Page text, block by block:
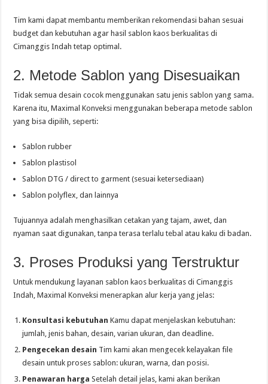
Tim kami dapat membantu memberikan rekomendasi bahan sesuai
budget dan kebutuhan agar hasil sablon kaos berkualitas di
Cimanggis Indah tetap optimal.
2. Metode Sablon yang Disesuaikan
Tidak semua desain cocok menggunakan satu jenis sablon yang sama.
Karena itu, Maximal Konveksi menggunakan beberapa metode sablon
yang bisa dipilih, seperti:
Sablon rubber
Sablon plastisol
Sablon DTG / direct to garment (sesuai ketersediaan)
Sablon polyflex, dan lainnya
Tujuannya adalah menghasilkan cetakan yang tajam, awet, dan
nyaman saat digunakan, tanpa terasa terlalu tebal atau kaku di badan.
3. Proses Produksi yang Terstruktur
Untuk mendukung layanan sablon kaos berkualitas di Cimanggis
Indah, Maximal Konveksi menerapkan alur kerja yang jelas:
Konsultasi kebutuhan Kamu dapat menjelaskan kebutuhan:
jumlah, jenis bahan, desain, varian ukuran, dan deadline.
Pengecekan desain Tim kami akan mengecek kelayakan file
desain untuk proses sablon: ukuran, warna, dan posisi.
Penawaran harga Setelah detail jelas, kami akan berikan